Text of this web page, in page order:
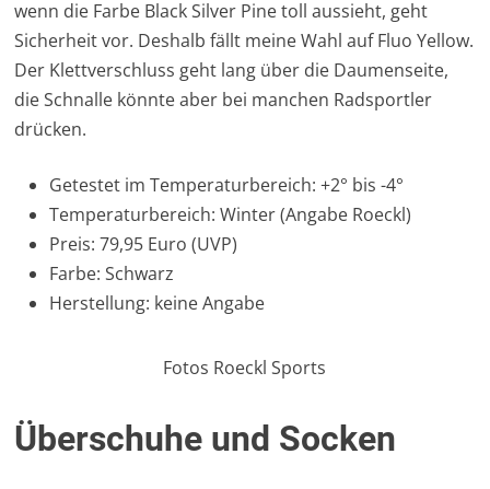
wenn die Farbe Black Silver Pine toll aussieht, geht
Sicherheit vor. Deshalb fällt meine Wahl auf Fluo Yellow.
Der Klettverschluss geht lang über die Daumenseite,
die Schnalle könnte aber bei manchen Radsportler
drücken.
Getestet im Temperaturbereich: +2° bis -4°
Temperaturbereich: Winter (Angabe Roeckl)
Preis: 79,95 Euro (UVP)
Farbe: Schwarz
Herstellung: keine Angabe
Fotos Roeckl Sports
Überschuhe und Socken